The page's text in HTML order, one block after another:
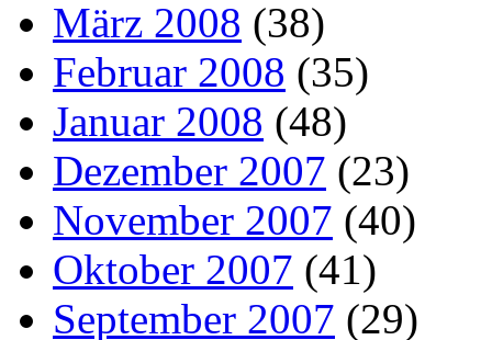
März 2008 (38)
Februar 2008 (35)
Januar 2008 (48)
Dezember 2007 (23)
November 2007 (40)
Oktober 2007 (41)
September 2007 (29)